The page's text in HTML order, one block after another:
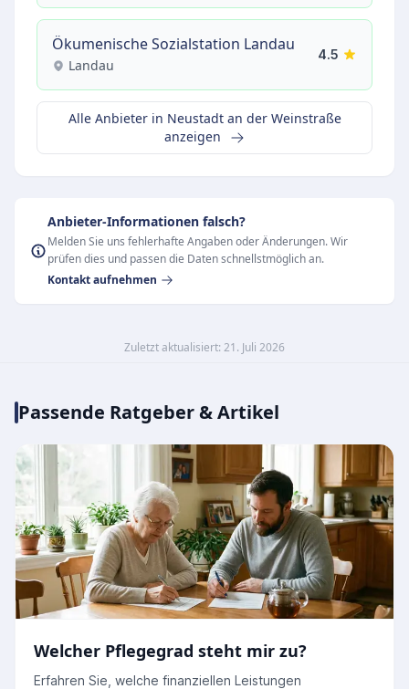
Ökumenische Sozialstation Landau
Landau
4.5
Alle Anbieter in Neustadt an der Weinstraße
anzeigen
Anbieter-Informationen falsch?
Melden Sie uns fehlerhafte Angaben oder Änderungen. Wir
prüfen dies und passen die Daten schnellstmöglich an.
Kontakt aufnehmen
Zuletzt aktualisiert: 21. Juli 2026
Passende Ratgeber & Artikel
Welcher Pflegegrad steht mir zu?
Erfahren Sie, welche finanziellen Leistungen